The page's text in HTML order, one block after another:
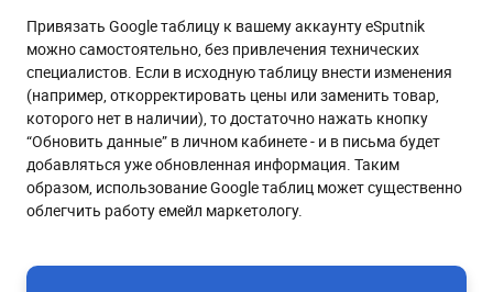
Привязать Google таблицу к вашему аккаунту eSputnik
можно самостоятельно, без привлечения технических
специалистов. Если в исходную таблицу внести изменения
(например, откорректировать цены или заменить товар,
которого нет в наличии), то достаточно нажать кнопку
“Обновить данные” в личном кабинете - и в письма будет
добавляться уже обновленная информация. Таким
образом, использование Google таблиц может существенно
облегчить работу емейл маркетологу.